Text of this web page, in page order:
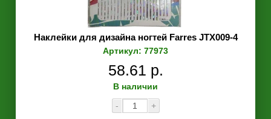
Наклейки для дизайна ногтей Farres JTX009-4
Артикул: 77973
58.61 р.
В наличии
-
+